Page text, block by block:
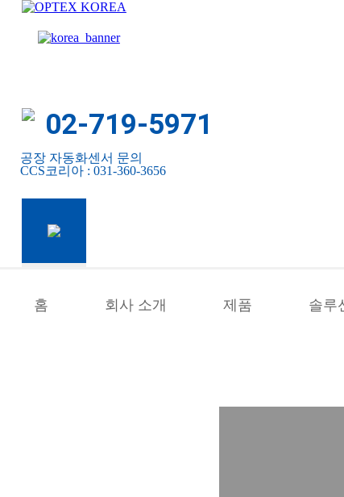
KOREA
02-719-5971
공장 자동화센서 문의
CCS코리아 : 031‐360‐3656
홈 회사 소개 제품 솔루